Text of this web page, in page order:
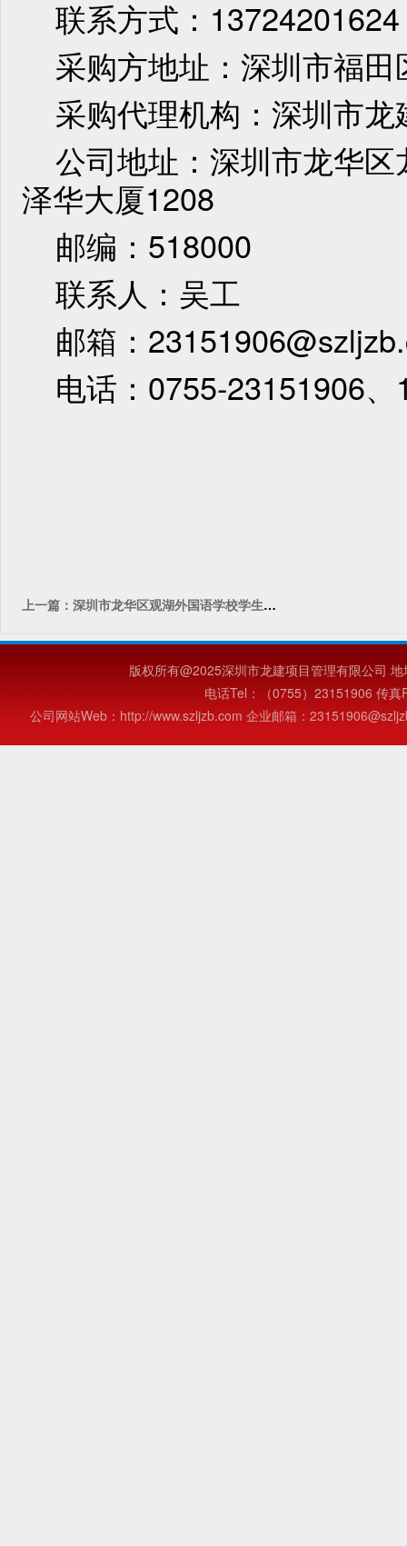
联系方式：13724201624
采购方地址：深圳市福田
采购代理机构：深圳市
公司地址：深圳市龙华
泽华大厦1208
邮编： 518000
联系人：吴工
邮箱：
电话： 0755-23151906
上一篇：深圳市龙华区观湖外国语学校学生午餐校外配送服务中标结果公示
版权所有@2025深圳市龙建项目管理有限公司
电话Tel：（0755）23151906 传
公司网站Web：http://www.szljzb.com 企业邮箱：